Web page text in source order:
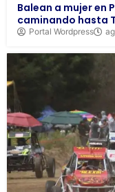
Balean a mujer en
caminando hasta
Portal Wordpress